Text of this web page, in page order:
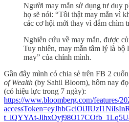
Người may mắn sử dụng tư duy
họ sẽ nói: “Tôi thật may mắn vì
các cơ hội mới thay vì đắm chìm
Nghiên cứu về may mắn, được
Tuy nhiên, may mắn tâm lý là bộ
may” của chính mình.
Gần đây mình có chia sẻ trên FB 2 cuốn
of Wealth (by Sahil Bloom), hôm nay
(có hiệu lực trong 7 ngày):
https://www.bloomberg.com/features/
t_lQYYAt-